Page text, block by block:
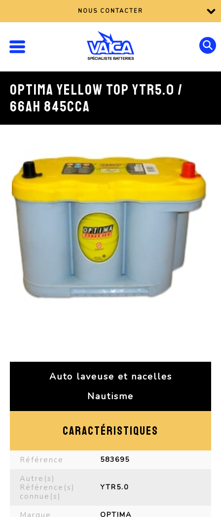
NOUS CONTACTER
OPTIMA YELLOW TOP YTR5.0 /
66AH 845CCA
Auto laveuse et nacelles
Nautisme
CARACTÉRISTIQUES
Référence 583695
Autre(s)
Référence(s)
connue(s)
YTR5.0
OPTIMA